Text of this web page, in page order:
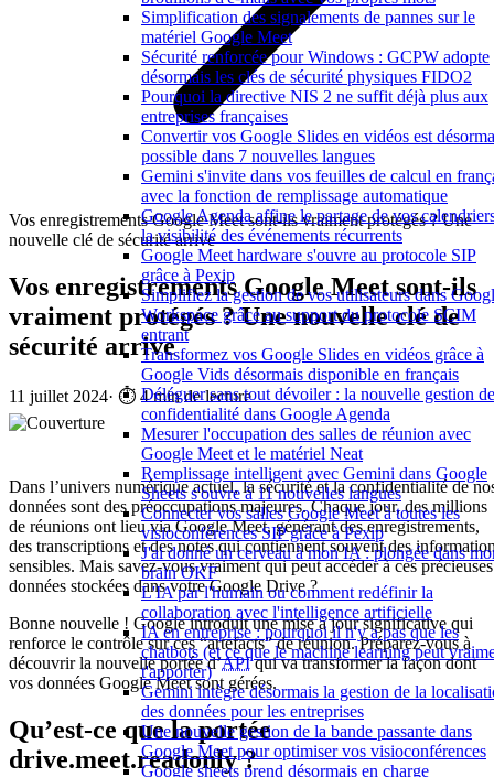
Simplification des signalements de pannes sur le
matériel Google Meet
Sécurité renforcée pour Windows : GCPW adopte
désormais les clés de sécurité physiques FIDO2
Pourquoi la directive NIS 2 ne suffit déjà plus aux
entreprises françaises
Convertir vos Google Slides en vidéos est
possible dans 7 nouvelles langues
Gemini s'invite dans vos feuilles de calcul en
avec la fonction de remplissage automatique
Google Agenda affine le partage de vos
la visibilité des événements récurrents
Google Meet hardware s'ouvre au protocole SIP
grâce à Pexip
Simplifiez la gestion de vos utilisateurs dans
Workspace grâce au support du protocole SCIM
entrant
Transformez vos Google Slides en vidéos grâce à
Google Vids désormais disponible en français
Déléguer sans tout dévoiler : la nouvelle gestion
confidentialité dans Google Agenda
Mesurer l'occupation des salles de réunion avec
Google Meet et le matériel Neat
Remplissage intelligent avec Gemini dans Google
Sheets s'ouvre à 11 nouvelles langues
Connecter vos salles Google Meet à toutes les
visioconférences SIP grâce à Pexip
J'ai donné un cerveau à mon IA : plongée dans
brain OKF
L'IA par l'humain ou comment redéfinir la
collaboration avec l'intelligence artificielle
IA en entreprise : pourquoi il n'y a pas que les
chatbots (et ce que le machine learning peut
t'apporter)
Gemini intègre désormais la gestion de la
des données pour les entreprises
Une nouvelle gestion de la bande passante dans
Google Meet pour optimiser vos visioconférences
Google sheets prend désormais en charge
Vos enregistrements Google Meet sont-ils vraiment protégés ? Une
nouvelle clé de sécurité arrive
Vos enregistrements Google Meet sont-ils
vraiment protégés ? Une nouvelle clé de
sécurité arrive
11 juillet 2024· ⏱️ 4 min de lecture
Dans l’univers numérique actuel, la sécurité et la confidentialité de
données sont des préoccupations majeures. Chaque jour, des millions
de réunions ont lieu via Google Meet, générant des enregistrements,
des transcriptions et des notes qui contiennent souvent des
sensibles. Mais savez-vous vraiment qui peut accéder à ces précieuses
données stockées dans votre Google Drive ?
Bonne nouvelle ! Google introduit une mise à jour significative qui
renforce le contrôle sur ces “artefacts” de réunion. Préparez-vous à
découvrir la nouvelle portée d’APIqui va transformer la façon dont
vos données Google Meet sont gérées.
Qu’est-ce que la portée
drive.meet.readonly ?